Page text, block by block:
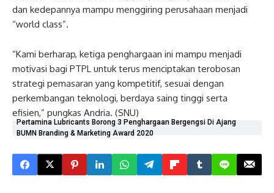
dan kedepannya mampu menggiring perusahaan menjadi
“world class”.
“Kami berharap, ketiga penghargaan ini mampu menjadi
motivasi bagi PTPL untuk terus menciptakan terobosan
strategi pemasaran yang kompetitif, sesuai dengan
perkembangan teknologi, berdaya saing tinggi serta
efisien,” pungkas Andria. (SNU)
Pertamina Lubricants Borong 3 Penghargaan Bergengsi Di Ajang
BUMN Branding & Marketing Award 2020